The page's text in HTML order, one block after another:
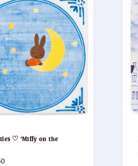
♡ ‘Miffy on the